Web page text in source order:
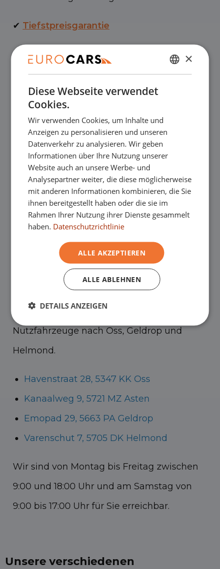
✔ Tiefstpreisgarantie
✔ Online kaufen, Geld-zurück-Garantie
Abnahme
Kostenlose Lieferung nach Hause beim
Online-Kauf
Unsere Ausstellungsräume
Sie sind herzlich willkommen, in einem
unserer Ausstellungsräume die
Gebrauchtwagen zu besichtigen – und
natürlich auf eine schöne Tasse Kaffee!
unsere Nutzfahrzeuge können Sie nach
Asten fahren und für Pkw und
Nutzfahrzeuge nach Oss, Geldrop und
Helmond.
Havenstraat 28, 5347 KK Oss
Kanaalweg 9, 5721 MZ Asten
Emopad 29, 5663 PA Geldrop
Varenschut 7, 5705 DK Helmond
Wir sind von Montag bis Freitag zwischen
9:00 und 18:00 Uhr und am Samstag von
9:00 bis 17:00 Uhr für Sie erreichbar.
Unsere verschiedenen
NIEDERLÄNDISCH
ENGLISH
FRENCH
×
Diese Webseite verwendet
Cookies.
Wir verwenden Cookies, um Inhalte und
Anzeigen zu personalisieren und unseren
Datenverkehr zu analysieren. Wir geben
Informationen über Ihre Nutzung unserer
Website auch an unsere Werbe- und
Analysepartner weiter, die diese möglicherweise
mit anderen Informationen kombinieren, die Sie
ihnen bereitgestellt haben oder die sie im
Rahmen Ihrer Nutzung ihrer Dienste gesammelt
haben. Datenschutzrichtlinie
ALLE AKZEPTIEREN
ALLE ABLEHNEN
DETAILS ANZEIGEN